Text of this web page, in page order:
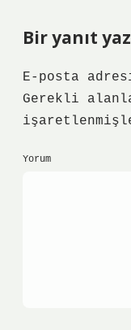
Bir yanıt
E-posta
Gerekli
Yorum